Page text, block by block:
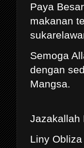
Paya
makanan
Semoga
dengan
Mangsa.
Jazakallah
Liny Obliza